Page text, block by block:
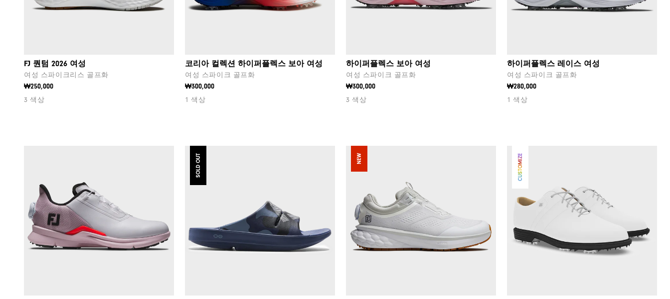
FJ 퀀텀 2026 여성
여성 스파이크리스 골프화
₩250,000
3 색상
코리아 컬렉션 하이퍼플렉스 보아 여성
여성 스파이크 골프화
₩300,000
1 색상
하이퍼플렉스 보아 여성
여성 스파이크 골프화
₩300,000
3 색상
하이퍼플렉스 레이스 여성
여성 스파이크 골프화
₩280,000
1 색상
SOLD OUT NEW CUSTOMIZE